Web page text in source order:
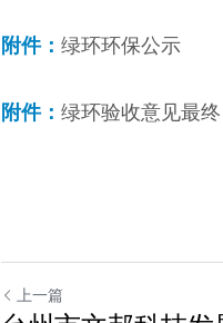
附件： 绿环环保公示
附件： 绿环验收意见最终
上一篇